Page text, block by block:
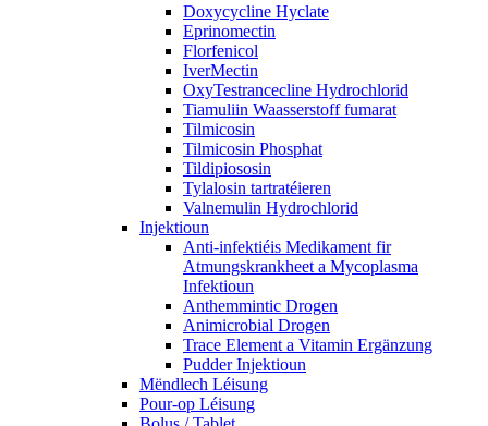
Doxycycline Hyclate
Eprinomectin
Florfenicol
IverMectin
OxyTestrancecline Hydrochlorid
Tiamuliin Waasserstoff fumarat
Tilmicosin
Tilmicosin Phosphat
Tildipiososin
Tylalosin tartratéieren
Valnemulin Hydrochlorid
Injektioun
Anti-infektiéis Medikament fir
Atmungskrankheet a Mycoplasma
Infektioun
Anthemmintic Drogen
Animicrobial Drogen
Trace Element a Vitamin Ergänzung
Pudder Injektioun
Mëndlech Léisung
Pour-op Léisung